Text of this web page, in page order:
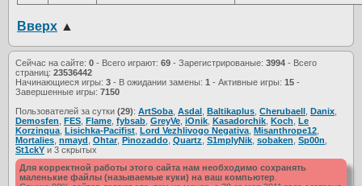
Вверх ▲
Сейчас на сайте: 0 - Всего играют: 69 - Зарегистрированые: 3994 - Всего
страниц: 23536442
Начинающиеся игры: 3 - В ожидании замены: 1 - Активные игры: 15 -
Завершенные игры: 7150
Пользователей за сутки (29): ArtSoba Asdal Baltikaplus Cherubaell Danix
Demosfen FES Flame fybsab GreyVe iOnik Kasadorchik Koch Le
Korzinqua Lisichka-Pacifist Lord Vezhlivogo Negativa Misanthrope12
Mortalies nmayd Ohtar, Pinozaddo Quartz S1mplyNik sobaken Sp00n
St1ckY и 3 скрытых
Для корректной работы этого сайта нам необходимо сохранять
маленькие файлы (называемые куки) на ваш компьютер